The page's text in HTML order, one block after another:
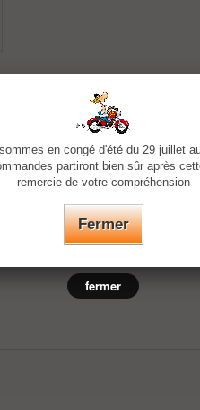
en congé d'été du 29 juillet
partiront bien sûr après
remercie de votre compréhension
Fermer
fermer